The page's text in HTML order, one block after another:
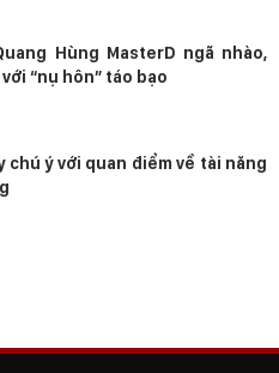
Hùng MasterD ngã nhào,
“nụ hôn” táo bạo
chú ý với quan điểm về tài năng